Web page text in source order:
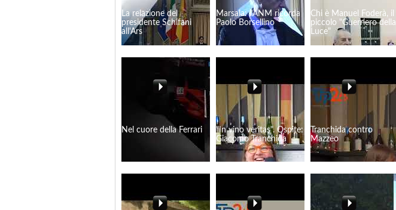
La relazione del
presidente Schifani
all'Ars
Marsala: l'ANM ricorda
Paolo Borsellino
Chi è Manuel Foderà, il
piccolo "Guerriero della
Luce"
Nel cuore della Ferrari
"In vino veritas". Ospite:
Giacomo Tranchida
Tranchida contro
Mazzeo